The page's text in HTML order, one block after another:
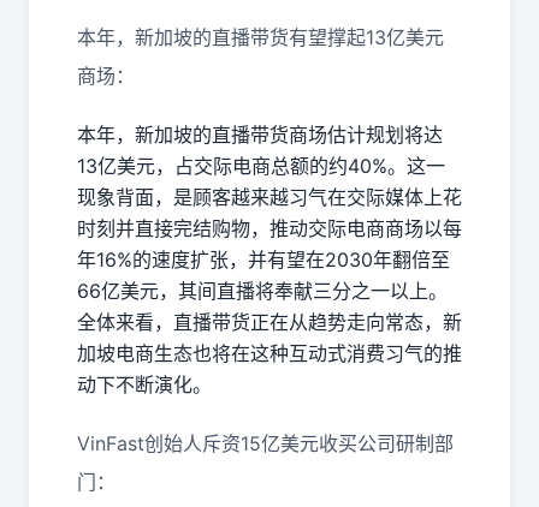
本年，新加坡的直播带货有望撑起13亿美元
商场：
本年，新加坡的直播带货商场估计规划将达
13亿美元，占交际电商总额的约40%。这一
现象背面，是顾客越来越习气在交际媒体上花
时刻并直接完结购物，推动交际电商商场以每
年16%的速度扩张，并有望在2030年翻倍至
66亿美元，其间直播将奉献三分之一以上。
全体来看，直播带货正在从趋势走向常态，新
加坡电商生态也将在这种互动式消费习气的推
动下不断演化。
VinFast创始人斥资15亿美元收买公司研制部
门：